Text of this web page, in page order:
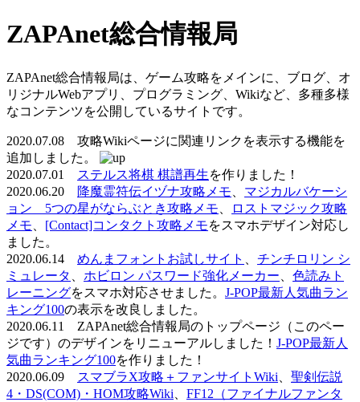
ZAPAnet総合情報局
ZAPAnet総合情報局は、ゲーム攻略をメインに、ブログ、オ
リジナルWebアプリ、プログラミング、Wikiなど、多種多様
なコンテンツを公開しているサイトです。
2020.07.08 攻略Wikiページに関連リンクを表示する機能を
追加しました。
2020.07.01
ステルス将棋 棋譜再生を作りました！
2020.06.20
降魔霊符伝イヅナ攻略メモ
マジカルバケーシ
ョン 5つの星がならぶとき攻略メモ
ロストマジック攻略
メモ
[Contact]コンタクト攻略メモをスマホデザイン対応し
ました。
2020.06.14 めんまフォントお試しサイト
チンチロリン シ
ミュレータ
ホビロン パスワード強化メーカー
色読みト
レーニングをスマホ対応させました。 J-POP最新人気曲ラン
キング100の表示を改良しました。
2020.06.11 ZAPAnet総合情報局のトップページ（このペー
ジです）のデザインをリニューアルしました！ J-POP最新人
気曲ランキング100を作りました！
2020.06.09
スマブラX攻略＋ファンサイトWiki
聖剣伝説
4・DS(COM)・HOM攻略Wiki
FF12（ファイナルファンタ